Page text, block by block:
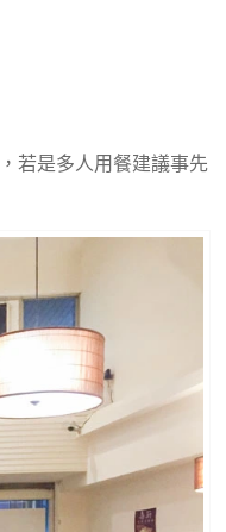
若是多人用餐建議事先